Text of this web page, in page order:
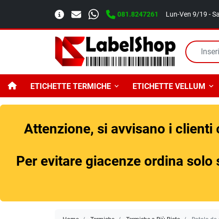
081.8247261 Lun-Ven 9/19 -
ETICHETTE TERMICHE ETICHETTE VELLUM
Attenzione, si avvisano i
Per evitare giacenze ordina